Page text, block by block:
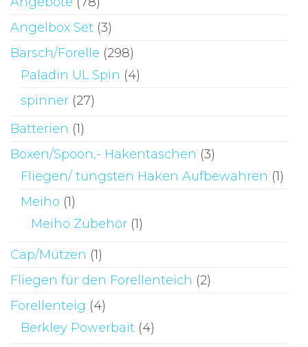
Angelbox Set (3)
Barsch/Forelle (298)
Paladin UL Spin (4)
spinner (27)
Batterien (1)
Boxen/Spoon,- Hakentaschen (3)
Fliegen/ tungsten Haken Aufbewahren (1)
Meiho (1)
Meiho Zubehör (1)
Cap/Mützen (1)
Fliegen für den Forellenteich (2)
Forellenteig (4)
Berkley Powerbait (4)